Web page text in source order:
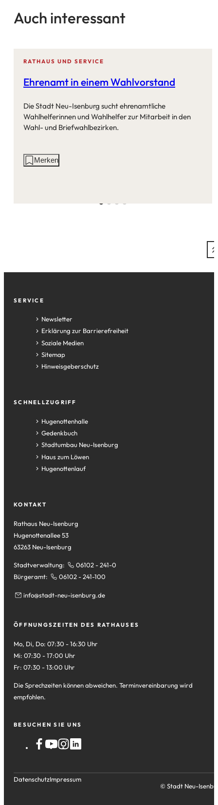
Auch interessant
RATHAUS UND SERVICE
Ehrenamt in einem Wahlvorstand
Die Stadt Neu-Isenburg sucht ehrenamtliche
Wahlhelferinnen und Wahlhelfer zur Mitarbeit in den
Wahl- und Briefwahlbezirken.
AktionenMerken
Fußzeile
SERVICE
Newsletter
Erklärung zur Barrierefreiheit
Soziale Medien
Sitemap
Hinweisgeberschutz
SCHNELLZUGRIFF
Hugenottenhalle
(Öffnet
in
einem
neuen
Tab)
Gedenkbuch
(Öffnet
in
einem
neuen
Stadtumbau Neu-Isenburg
(Öffnet
in
einem
Haus zum Löwen
(Öffnet
in
Tab)
Hugenottenlauf
(Öffnet
neuen
KONTAKT
Rathaus Neu-Isenburg
Hugenottenallee 53
63263 Neu-Isenburg
Stadtverwaltung:
06102 - 241-0
Bürgeramt:
06102 - 241-100
info stadt-neu-isenburg de
ÖFFNUNGSZEITEN DES RATHAUSES
Mo, Di, Do: 07:30 - 16:30 Uhr
Mi: 07:30 - 17:00 Uhr
Fr: 07:30 - 13:00 Uhr
Die Sprechzeiten können abweichen. Terminvereinbarung wird
empfohlen.
BESUCHEN SIE UNS
DatenschutzImpressum
© Stadt Neu-